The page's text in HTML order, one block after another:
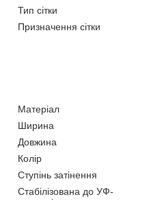
Тип сітки
Призначення сітки
Матеріал
Ширина
Довжина
Колір
Ступінь затінення
Стабілізована до УФ-